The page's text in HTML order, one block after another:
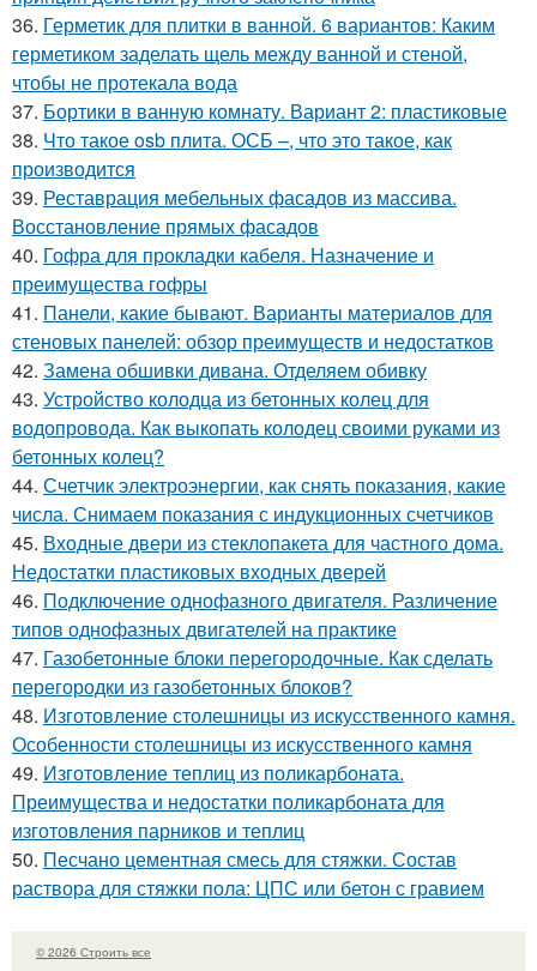
36. Герметик для плитки в ванной. 6 вариантов: Каким
герметиком заделать щель между ванной и стеной,
чтобы не протекала вода
37. Бортики в ванную комнату. Вариант 2: пластиковые
38. Что такое osb плита. ОСБ –, что это такое, как
производится
39. Реставрация мебельных фасадов из массива.
Восстановление прямых фасадов
40. Гофра для прокладки кабеля. Назначение и
преимущества гофры
41. Панели, какие бывают. Варианты материалов для
стеновых панелей: обзор преимуществ и недостатков
42. Замена обшивки дивана. Отделяем обивку
43. Устройство колодца из бетонных колец для
водопровода. Как выкопать колодец своими руками из
бетонных колец?
44. Счетчик электроэнергии, как снять показания, какие
числа. Снимаем показания с индукционных счетчиков
45. Входные двери из стеклопакета для частного дома.
Недостатки пластиковых входных дверей
46. Подключение однофазного двигателя. Различение
типов однофазных двигателей на практике
47. Газобетонные блоки перегородочные. Как сделать
перегородки из газобетонных блоков?
48. Изготовление столешницы из искусственного камня.
Особенности столешницы из искусственного камня
49. Изготовление теплиц из поликарбоната.
Преимущества и недостатки поликарбоната для
изготовления парников и теплиц
50. Песчано цементная смесь для стяжки. Состав
раствора для стяжки пола: ЦПС или бетон с гравием
© 2026 Строить все